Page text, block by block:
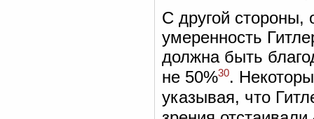
С другой стороны,
умеренность
должна быть
не 50%30.
указывая, что